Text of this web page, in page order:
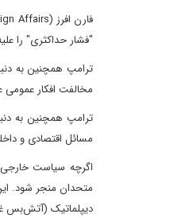
"فشار حداکثری" را
ترامپ همچنین به
مخالفت افکار
ترامپ همچنین به
مسائل اقتصادی و
اگرچه سیاست
متحدان منجر شود.
دیپلماتیک (آتش‌بس